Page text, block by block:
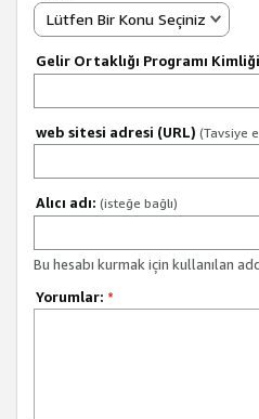
Lütfen Bir Konu Seçiniz
Gelir Ortaklığı Programı Kimliği
web sitesi adresi (URL) (Tavsiye
Alıcı adı: (isteğe bağlı)
Bu hesabı kurmak için kullanılan
Yorumlar: *